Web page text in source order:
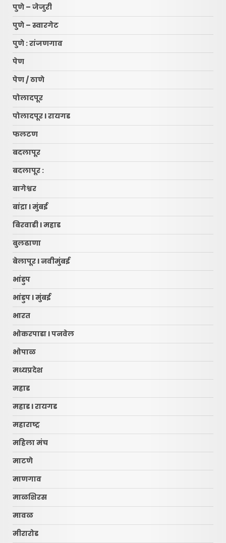
पुणे – जेजुरी
पुणे – स्वारगेट
पुणे : रांजणगाव
पेण
पेण / ठाणे
पोलादपूर
पोलादपूर l रायगड
फलटण
बदलापूर
बदलापूर :
बागेश्वर
बांद्रा l मुंबई
बिरवाडी l महाड
बुलढाणा
बेलापूर l नवीमुंबई
भांडुप
भांडुप l मुंबई
भारत
भोकरपाडा l पनवेल
भोपाळ
मध्यप्रदेश
महाड
महाड l रायगड
महाराष्ट्र
महिला मंच
माटणे
माणगाव
माळशिरस
मावळ
मीरारोड